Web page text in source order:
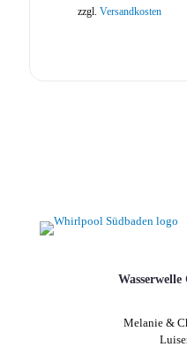
zzgl.Versandkosten
Melanie &